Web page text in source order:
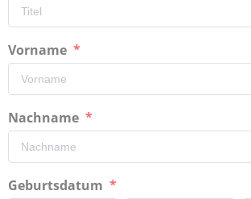
Vorname
Nachname
Geburtsdatum